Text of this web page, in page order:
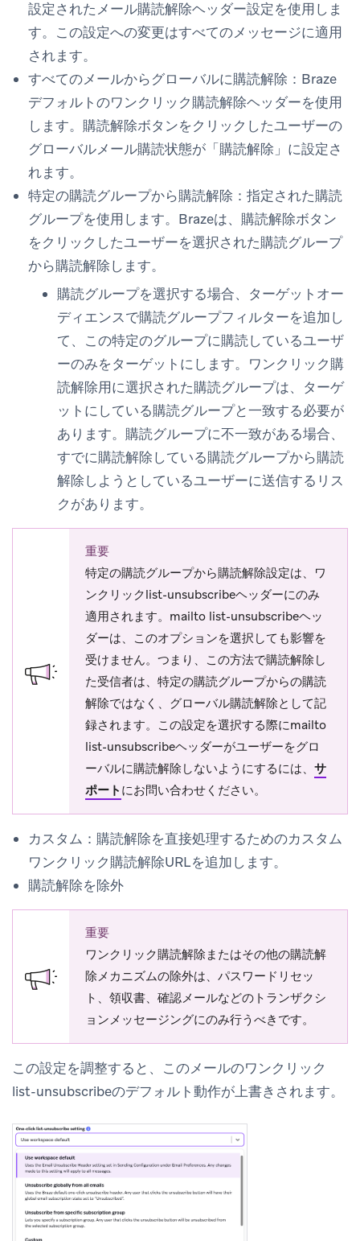
設定されたメール購読解除ヘッダー設定を使用しま
す。この設定への変更はすべてのメッセージに適用
されます。
すべてのメールからグローバルに購読解除 ：Braze
デフォルトのワンクリック購読解除ヘッダーを使用
します。購読解除ボタンをクリックしたユーザーの
グローバルメール購読状態が「購読解除」に設定さ
れます。
特定の購読グループから購読解除 ：指定された購読
グループを使用します。Brazeは、購読解除ボタン
をクリックしたユーザーを選択された購読グループ
から購読解除します。
購読グループを選択する場合、 ターゲットオー
ディエンスで購読グループフィルターを追加し
て、この特定のグループに購読しているユーザ
ーのみをターゲットにします。ワンクリック購
読解除用に選択された購読グループは、ターゲ
ットにしている購読グループと一致する必要が
あります。購読グループに不一致がある場合、
すでに購読解除している購読グループから購読
解除しようとしているユーザーに送信するリス
クがあります。
重要
特定の購読グループから購読解除設定は、ワ
ンクリックlist-unsubscribeヘッダーにのみ
適用されます。mailto list-unsubscribeヘッ
ダーは、このオプションを選択しても影響を
受けません。つまり、この方法で購読解除し
た受信者は、特定の購読グループからの購読
解除ではなく、グローバル購読解除として記
録されます。この設定を選択する際にmailto
list-unsubscribeヘッダーがユーザーをグロ
ーバルに購読解除しないようにするには、 サ
ポート にお問い合わせください。
カスタム ：購読解除を直接処理するためのカスタム
ワンクリック購読解除URLを追加します。
購読解除を除外
重要
ワンクリック購読解除またはその他の購読解
除メカニズムの除外は、パスワードリセッ
ト、領収書、確認メールなどのトランザクシ
ョンメッセージングにのみ行うべきです。
この設定を調整すると、このメールのワンクリック
list-unsubscribeのデフォルト動作が上書きされます。